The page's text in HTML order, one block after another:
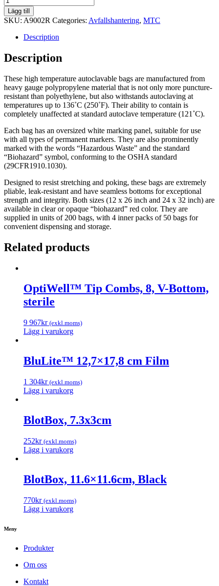
Bags,
Red,
61x81cm
quantity
Lägg till
SKU: A9002R Categories: Avfallshantering, MTC
Description
Description
These high temperature autoclavable bags are manufactured from
heavy gauge polypropylene material that is not only more puncture-
resistant than polyethylene, but also withstands autoclaving at
temperatures up to 136˚C (250˚F). Their ability to contain is
completely unaffected at standard autoclave temperature (121˚C).
Each bag has an oversized white marking panel, suitable for use
with all types of permanent markers. They are also prominently
marked with the words “Hazardous Waste” and the standard
“Biohazard” symbol, conforming to the OSHA standard
(29CFR1910.1030).
Designed to resist stretching and poking, these bags are extremely
pliable, leak-resistant and have seamless bottoms for exceptional
strength and integrity. Both sizes (12 x 26 inch and 24 x 32 inch) are
available in clear or opaque “biohazard” red color. They are
supplied in units of 200 bags, with 4 inner packs of 50 bags for
convenient dispensing and storage.
Related products
OptiWell™ Tip Combs, 8, V-Bottom,
sterile
9 967kr (exkl.moms)
Lägg i varukorg
BluLite™ 12,7×17,8 cm Film
1 304kr (exkl.moms)
Lägg i varukorg
BlotBox, 7.3x3cm
252kr (exkl.moms)
Lägg i varukorg
BlotBox, 11.6×11.6cm, Black
770kr (exkl.moms)
Lägg i varukorg
Meny
Produkter
Om oss
Kontakt